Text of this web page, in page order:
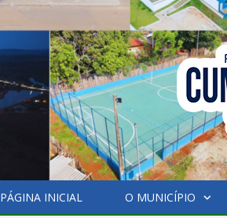
PÁGINA INICIAL O MUNICÍPIO